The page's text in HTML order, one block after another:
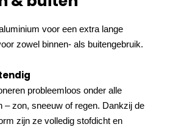
voor een extra lange
zowel binnen- als buitengebruik.
probleemloos onder alle
– zon, sneeuw of regen. Dankzij de
zijn ze volledig stofdicht en